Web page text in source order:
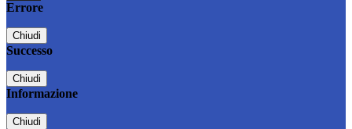
Errore
Chiudi
Successo
Chiudi
Informazione
Chiudi